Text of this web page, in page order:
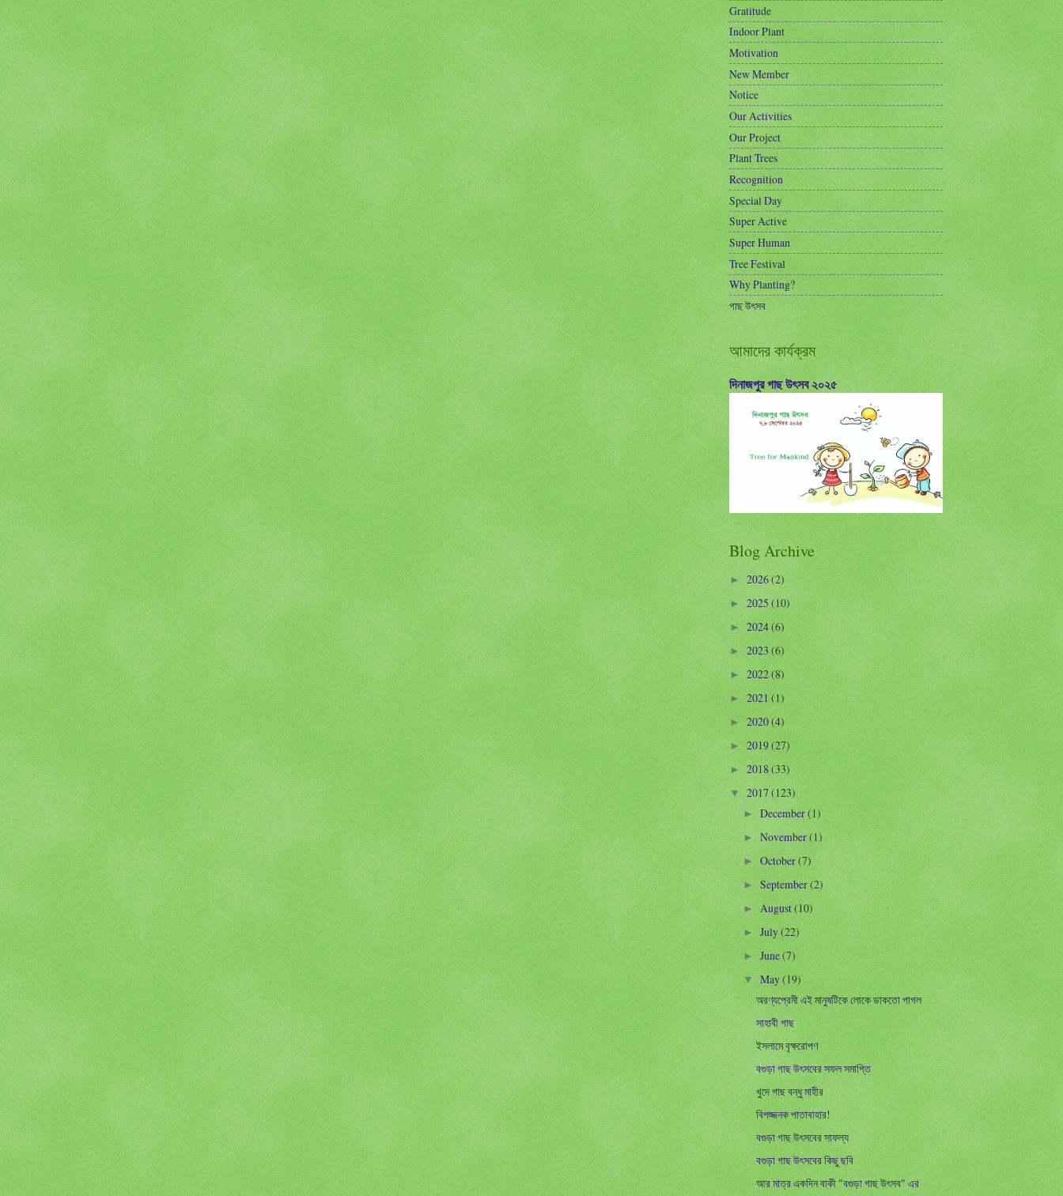
Gratitude
Indoor Plant
Motivation
New Member
Notice
Our Activities
Our Project
Plant Trees
Recognition
Special Day
Super Active
Super Human
Tree Festival
Why Planting?
গাছ উৎসব
আমাদের কার্যক্রম
দিনাজপুর গাছ উৎসব ২০২৫
Blog Archive
► 2026(2)
►2025(10)
►2024(6)
► 2023(6)
►2022(8)
►2021(1)
►2020(4)
►2019(27)
►2018(33)
▼2017(123)
► December(1)
►November(1)
►October(7)
►September(2)
►August(10)
►July(22)
► June(7)
▼May(19)
অরণ্যপ্রেমী এই মানুষটিকে লোকে ডাকতো পাগল
সাহাবী গাছ
ইসলামে বৃক্ষরোপণ
বগুড়া গাছ উৎসবের সফল সমাপ্তি
খুদে গাছ বন্ধু মাহীর
বিপজ্জনক পাতাবাহার!
বগুড়া গাছ উৎসবের সাফল্য
বগুড়া গাছ উৎসবের কিছু ছবি
আর মাত্র একদিন বাকী "বগুড়া গাছ উৎসব" এর